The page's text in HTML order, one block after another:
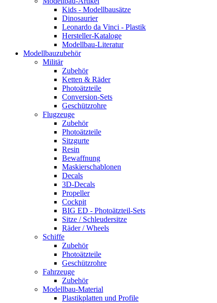
Kids - Modellbausätze
Dinosaurier
Leonardo da Vinci - Plastik
Hersteller-Kataloge
Modellbau-Literatur
Modellbauzubehör
Militär
Zubehör
Ketten & Räder
Photoätzteile
Conversion-Sets
Geschützrohre
Flugzeuge
Zubehör
Photoätzteile
Sitzgurte
Resin
Bewaffnung
Maskierschablonen
Decals
3D-Decals
Propeller
Cockpit
BIG ED - Photoätzteil-Sets
Sitze / Schleudersitze
Räder / Wheels
Schiffe
Zubehör
Photoätzteile
Geschützrohre
Fahrzeuge
Zubehör
Modellbau-Material
Plastikplatten und Profile